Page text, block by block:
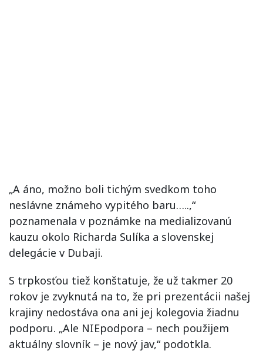
„A áno, možno boli tichým svedkom toho
neslávne známeho vypitého baru…..,“
poznamenala v poznámke na medializovanú
kauzu okolo Richarda Sulíka a slovenskej
delegácie v Dubaji.
S trpkosťou tiež konštatuje, že už takmer 20
rokov je zvyknutá na to, že pri prezentácii našej
krajiny nedostáva ona ani jej kolegovia žiadnu
podporu. „Ale NIEpodpora – nech použijem
aktuálny slovník – je nový jav,“ podotkla.